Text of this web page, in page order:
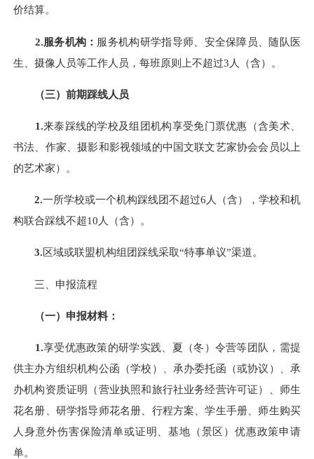
价结算。
2.服务机构： 服务机构研学指导师、安全保障员、随队医
生、摄像人员等工作人员，每班原则上不超过3人（含）。
（三）前期踩线人员
1.来泰踩线的学校及组团机构享受免门票优惠（含美术、
书法、作家、摄影和影视领域的中国文联文艺家协会会员以上
的艺术家）。
2.一所学校或一个机构踩线团不超过6人（含），学校和机
构联合踩线不超10人（含）。
3.区域或联盟机构组团踩线采取“特事单议”渠道。
三、申报流程
（一） 申报材料：
1.享受优惠政策的研学实践、夏（冬）令营等团队，需提
供主办方组织机构公函（学校）、承办委托函（或协议）、承
办机构资质证明（营业执照和旅行社业务经营许可证）、师生
花名册、研学指导师花名册、行程方案、学生手册、师生购买
人身意外伤害保险清单或证明、基地（景区）优惠政策申请
单。